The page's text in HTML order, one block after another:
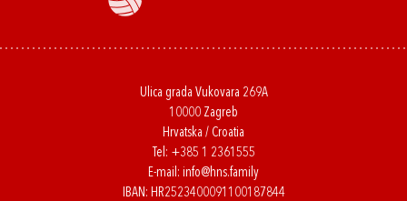
Ulica grada Vukovara 269A
10000 Zagreb
Hrvatska / Croatia
Tel: +385 1 2361555
E-mail: info@hns.family
IBAN: HR2523400091100187844